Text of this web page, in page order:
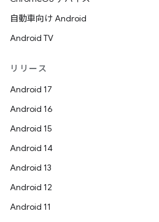
自動車向け Android
Android TV
リリース
Android 17
Android 16
Android 15
Android 14
Android 13
Android 12
Android 11